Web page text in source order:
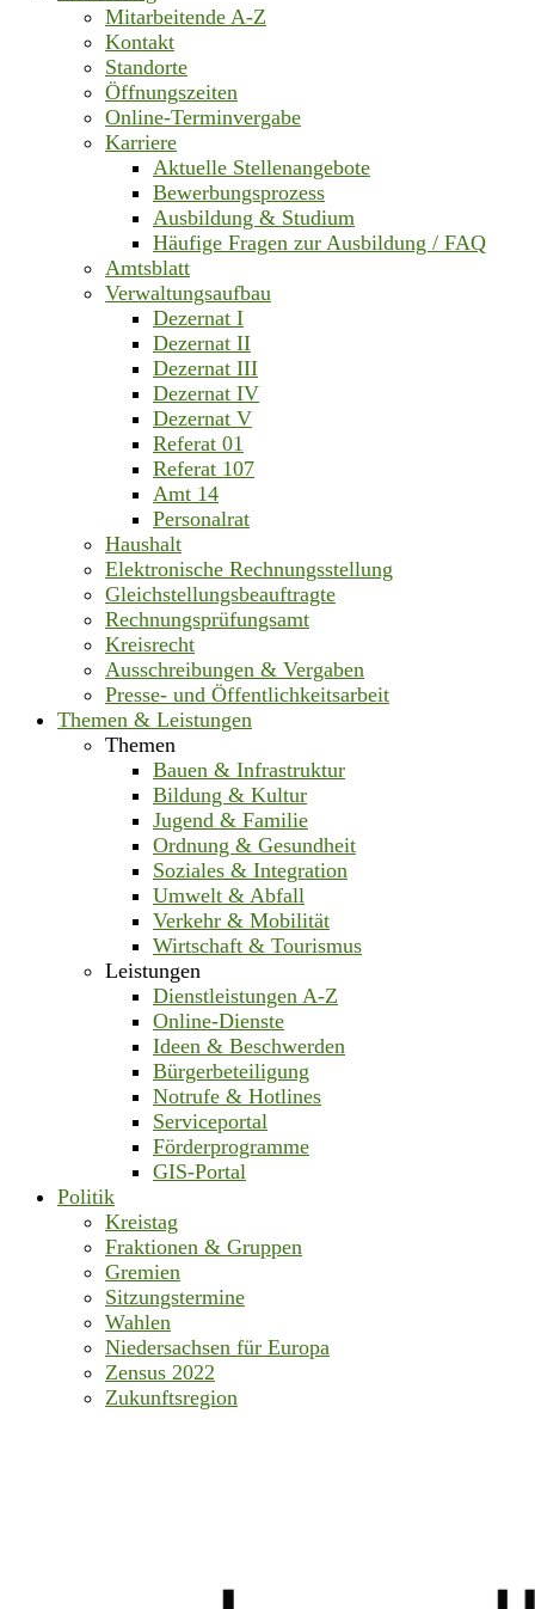
Mitarbeitende A-Z
Kontakt
Standorte
Öffnungszeiten
Online-Terminvergabe
Karriere
Aktuelle Stellenangebote
Bewerbungsprozess
Ausbildung & Studium
Häufige Fragen zur Ausbildung / FAQ
Amtsblatt
Verwaltungsaufbau
Dezernat I
Dezernat II
Dezernat III
Dezernat IV
Dezernat V
Referat 01
Referat 107
Amt 14
Personalrat
Haushalt
Elektronische Rechnungsstellung
Gleichstellungsbeauftragte
Rechnungsprüfungsamt
Kreisrecht
Ausschreibungen & Vergaben
Presse- und Öffentlichkeitsarbeit
Themen & Leistungen
Themen
Bauen & Infrastruktur
Bildung & Kultur
Jugend & Familie
Ordnung & Gesundheit
Soziales & Integration
Umwelt & Abfall
Verkehr & Mobilität
Wirtschaft & Tourismus
Leistungen
Dienstleistungen A-Z
Online-Dienste
Ideen & Beschwerden
Bürgerbeteiligung
Notrufe & Hotlines
Serviceportal
Förderprogramme
GIS-Portal
Politik
Kreistag
Fraktionen & Gruppen
Gremien
Sitzungstermine
Wahlen
Niedersachsen für Europa
Zensus 2022
Zukunftsregion